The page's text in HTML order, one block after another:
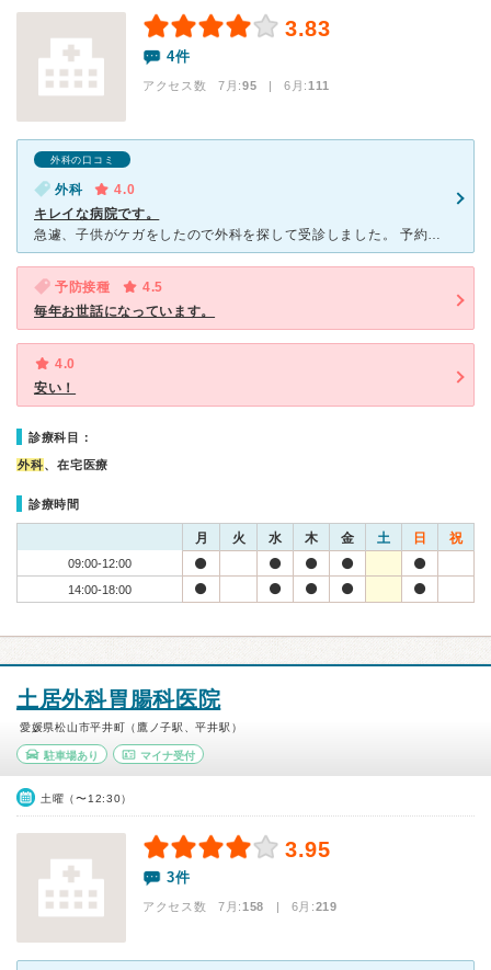
3.83
4件
アクセス数 7月:95 | 6月:111
外科の口コミ
外科
4.0
キレイな病院です。
急遽、子供がケガをしたので外科を探して受診しました。 予約も入れず急遽行きましたがすんなり診てくれました。 先生はサバサバとした印象。看護婦さんは優しい方でした。受付の方も優しく接してくれました。
予防接種
4.5
毎年お世話になっています。
4.0
安い！
診療科目：
外科、在宅医療
診療時間
月 火 水 木 金 土 日 祝
09:00-12:00
14:00-18:00
土居外科胃腸科医院
愛媛県松山市平井町（鷹ノ子駅、平井駅）
駐車場あり マイナ受付
土曜（〜12:30）
3.95
3件
アクセス数 7月:158 | 6月:219